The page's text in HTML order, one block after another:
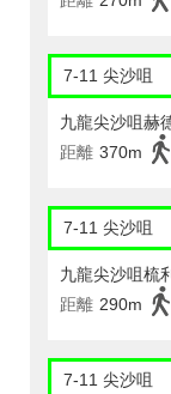
7-11 尖沙咀
九龍尖沙咀赫
距離 370m
7-11 尖沙咀
九龍尖沙咀梳
距離 290m
7-11 尖沙咀